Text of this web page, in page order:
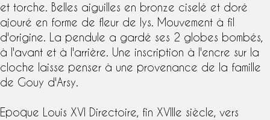
et torche. Belles aiguilles en bronze ciselé et doré
ajouré en forme de fleur de lys. Mouvement à fil
d'origine. La pendule a gardé ses 2 globes bombés,
à l'avant et à l'arrière. Une inscription à l'encre sur la
cloche laisse penser à une provenance de la famille
de Gouy d'Arsy.
Epoque Louis XVI Directoire, fin XVIIIe siècle , vers